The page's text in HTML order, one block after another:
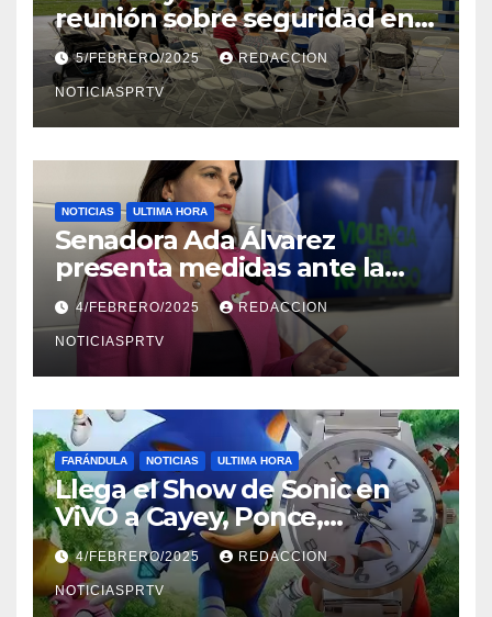
reunión sobre seguridad en
Reparto Metropolitano
5/FEBRERO/2025 REDACCION
NOTICIASPRTV
NOTICIAS ULTIMA HORA
Senadora Ada Álvarez
presenta medidas ante la
violencia en el noviazgo
4/FEBRERO/2025 REDACCION
NOTICIASPRTV
FARÁNDULA NOTICIAS ULTIMA HORA
Llega el Show de Sonic en
ViVO a Cayey, Ponce,
Barceloneta y Humacao,
Relojes gratis para el que
compre ahora….
4/FEBRERO/2025 REDACCION
NOTICIASPRTV